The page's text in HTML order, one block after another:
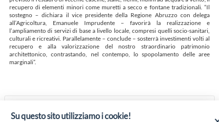
recupero di elementi minori come muretti a secco e fontane tradizionali. “Il
sostegno – dichiara il vice presidente della Regione Abruzzo con delega
all’Agricoltura, Emanuele Imprudente – favorirà la realizzazione e
l’ampliamento di servizi di base a livello locale, compresi quelli socio-sanitari,
culturali e ricreativi. Parallelamente – conclude – sosterrà investimenti volti al
recupero e alla valorizzazione del nostro straordinario patrimonio
architettonico, contrastando, nel contempo, lo spopolamento delle aree
marginali”.
Su questo sito utilizziamo i cookie!